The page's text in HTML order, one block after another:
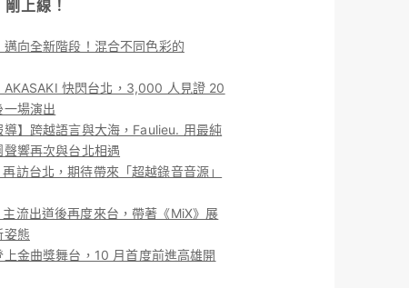
剛上線！
邁向全新階段！混合不同色彩的
AKASAKI 快閃台北，3,000 人見證 20
一場演出
導】跨越語言與大海，Faulieu. 用最純
聲響再次與台北相遇
訪台北，期待帶來「超越錄音音源」
流出道後再度來台，帶著《MiX》展
姿態
上金曲獎舞台，10 月首度前進高雄開